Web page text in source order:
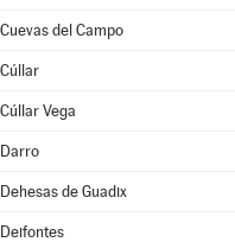
Cuevas del Campo
Cúllar
Cúllar Vega
Darro
Dehesas de Guadix
Deifontes